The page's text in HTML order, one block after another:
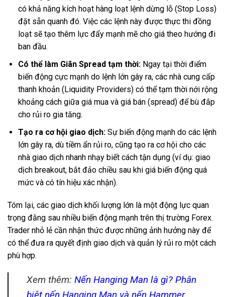
có khả năng kích hoạt hàng loạt lệnh dừng lỗ (Stop Loss)
đặt sẵn quanh đó. Việc các lệnh này được thực thi đồng
loạt sẽ tạo thêm lực đẩy mạnh mẽ cho giá theo hướng đi
ban đầu.
Có thể làm Giãn Spread tạm thời:Ngay tại thời điểm
biến động cực mạnh do lệnh lớn gây ra, các nhà cung cấp
thanh khoản (Liquidity Providers) có thể tạm thời nới rộng
khoảng cách giữa giá mua và giá bán (spread) để bù đắp
cho rủi ro gia tăng.
Tạo ra cơ hội giao dịch:Sự biến động mạnh do các lệnh
lớn gây ra, dù tiềm ẩn rủi ro, cũng tạo ra cơ hội cho các
nhà giao dịch nhanh nhạy biết cách tận dụng (ví dụ: giao
dịch breakout, bắt đảo chiều sau khi giá biến động quá
mức và có tín hiệu xác nhận).
Tóm lại, các giao dịch khối lượng lớn là một động lực quan
trọng đằng sau nhiều biến động mạnh trên thị trường Forex.
Trader nhỏ lẻ cần nhận thức được những ảnh hưởng này để
có thể đưa ra quyết định giao dịch và quản lý rủi ro một cách
phù hợp.
Xem thêm: Nến Hanging Man là gì? Phân